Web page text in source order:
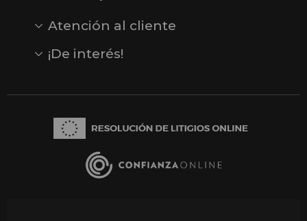
Atención al cliente
Opiniones
Reseñas en Google
¡De interés!